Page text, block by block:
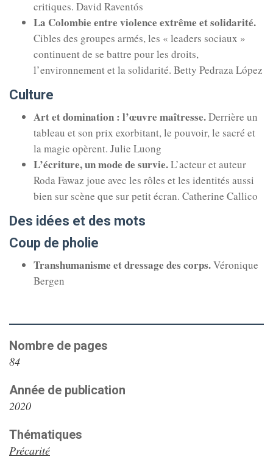
critiques. David Raventós
La Colombie entre violence extrême et solidarité.
Cibles des groupes armés, les « leaders sociaux »
continuent de se battre pour les droits,
l’environnement et la solidarité. Betty Pedraza López
Culture
Art et domination : l’œuvre maîtresse.Derrière un
tableau et son prix exorbitant, le pouvoir, le sacré et
la magie opèrent. Julie Luong
L’écriture, un mode de survie.L’acteur et auteur
Roda Fawaz joue avec les rôles et les identités aussi
bien sur scène que sur petit écran. Catherine Callico
Des idées et des mots
Coup de pholie
Transhumanisme et dressage des corps.Véronique
Bergen
Nombre de pages
84
Année de publication
2020
Thématiques
Précarité